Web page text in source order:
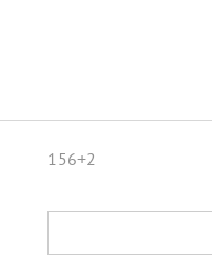
156+2